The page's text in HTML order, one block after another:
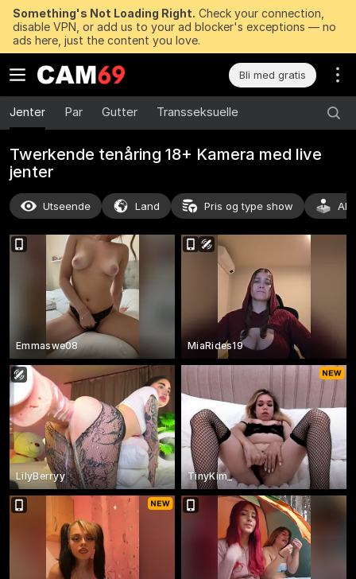
Something's Not Loading Right. Check your connection,
disable VPN, or add us to your ad blocker's exceptions — no
ads here, just the content you love.
Bli med gratis
Jenter Par Gutter Transseksuelle
Twerkende tenåring 18+ Kamera med live
jenter
Utseende Land Pris og type show
Emmaswe08 MiaRides19
LilyBerryy TinyKim_